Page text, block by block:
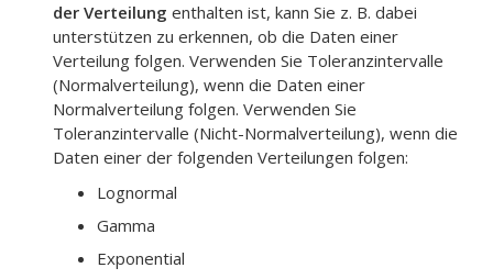
der Verteilung enthalten ist, kann Sie z. B. dabei
unterstützen zu erkennen, ob die Daten einer
Verteilung folgen. Verwenden Sie Toleranzintervalle
(Normalverteilung), wenn die Daten einer
Normalverteilung folgen. Verwenden Sie
Toleranzintervalle (Nicht-Normalverteilung), wenn die
Daten einer der folgenden Verteilungen folgen:
Lognormal
Gamma
Exponential